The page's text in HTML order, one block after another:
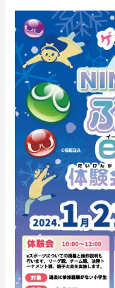
32
回
NINJACUP
ぷ
ぷ
ポ
ー
ツ
体
験
会
＆
勉